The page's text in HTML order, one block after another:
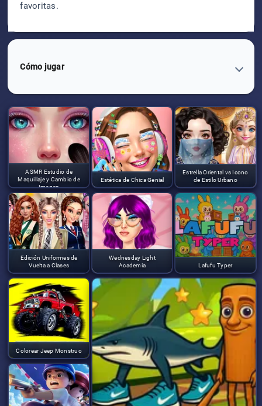
favoritas.
Cómo jugar
ASMR Estudio de
Maquillaje y Cambio de
Imagen
Estética de Chica Genial
Estrella Oriental vs Icono
de Estilo Urbano
Edición Uniformes de
Vuelta a Clases
Wednesday Light
Academia
Lafufu Typer
Colorear Jeep Monstruo